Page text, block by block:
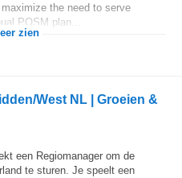
the need to serve
POSM plan...
zien
West NL | Groeien &
een Regiomanager om de
te sturen. Je speelt een